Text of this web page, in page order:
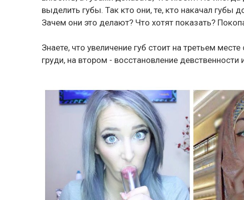
выделить губы. Так кто они, те, кто накачал
Зачем они это делают? Что хотят показать?
Знаете, что увеличение губ стоит на третьем
груди, на втором - восстановление девственности